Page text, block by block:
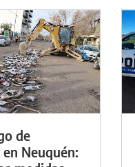
de
Neuquén: